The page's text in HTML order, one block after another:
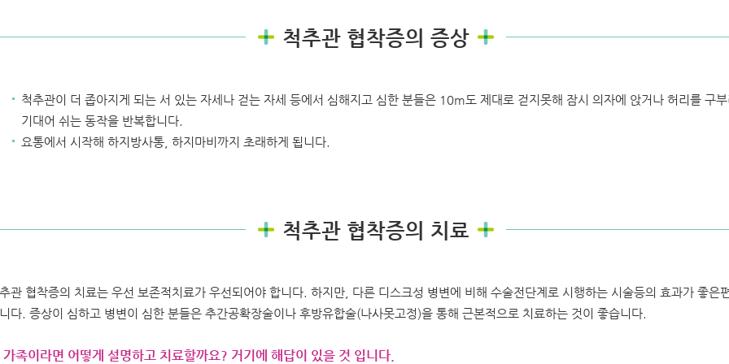
척추관 협착증의 증상
척추관이 더 좁아지게 되는 서 있는 자세나 걷는 자세 등에서 심해지고 심한 분들은 10m도 제대로 걷지못해 잠시 의자에 앉거나 허리를 구
기대어 쉬는 동작을 반복합니다.
요통에서 시작해 하지방사통, 하지마비까지 초래하게 됩니다.
척추관 협착증의 치료
관 협착증의 치료는 우선 보존적치료가 우선되어야 합니다. 하지만, 다른 디스크성 병변에 비해 수술전단계로 시행하는 시술등의 효과가 좋은
다. 증상이 심하고 병변이 심한 분들은 추간공확장술이나 후방유합술(나사못고정)을 통해 근본적으로 치료하는 것이 좋습니다.
가족이라면 어떻게 설명하고 치료할까요? 거기에 해답이 있을 것 입니다.